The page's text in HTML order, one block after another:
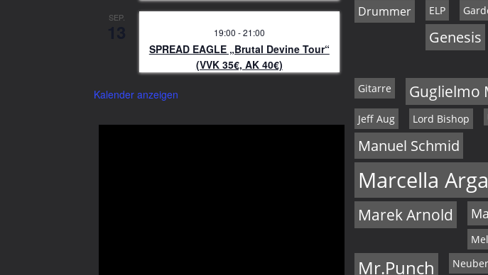
SEP.
19:00 -21:00
SPREAD EAGLE „Brutal Devine Tour“
(VVK 35€, AK 40€)
Kalender anzeigen
Drummer ELP
Genesis
Gitarre Guglielmo
Jeff Aug Lord Bishop
Manuel Schmid
Marcella
Marek Arnold
Mr.Punch